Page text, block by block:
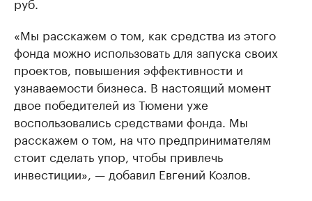
«Мы расскажем о том, как средства из этого
фонда можно использовать для запуска своих
проектов, повышения эффективности и
узнаваемости бизнеса. В настоящий момент
двое победителей из Тюмени уже
воспользовались средствами фонда. Мы
расскажем о том, на что предпринимателям
стоит сделать упор, чтобы привлечь
инвестиции», — добавил Евгений Козлов.